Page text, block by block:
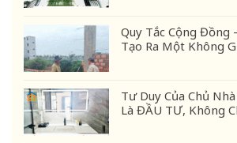
Quy Tắc Cộng Đồng
Tạo Ra Một Không
Tư Duy Của Chủ
Là ĐẦU TƯ, Không